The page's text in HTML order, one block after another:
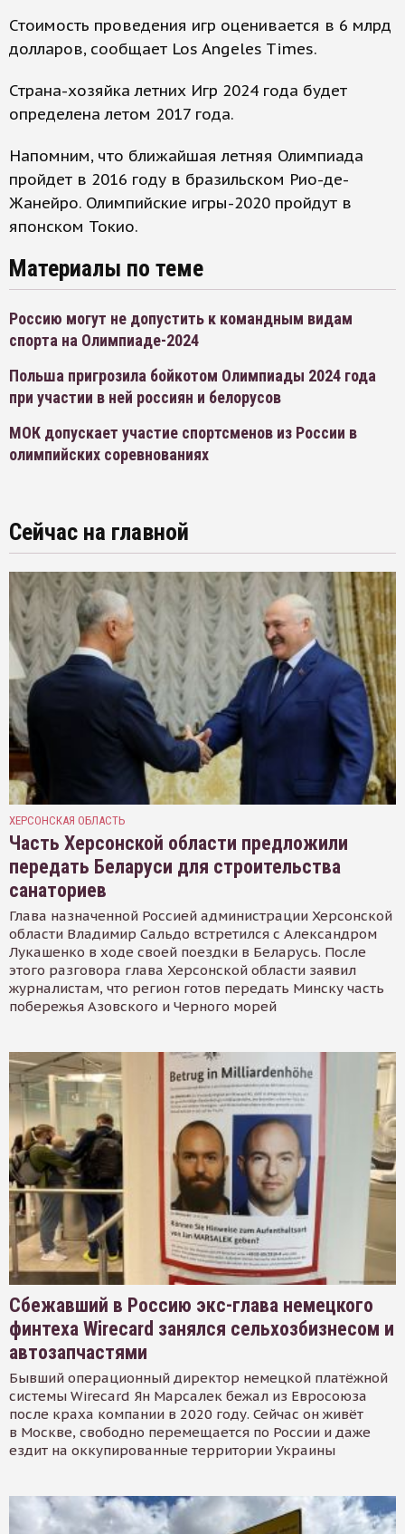
Стоимость проведения игр оценивается в 6 млрд
долларов, сообщает Los Angeles Times.
Страна-хозяйка летних Игр 2024 года будет
определена летом 2017 года.
Напомним, что ближайшая летняя Олимпиада
пройдет в 2016 году в бразильском Рио-де-
Жанейро. Олимпийские игры-2020 пройдут в
японском Токио.
Материалы по теме
Россию могут не допустить к командным видам
спорта на Олимпиаде-2024
Польша пригрозила бойкотом Олимпиады 2024 года
при участии в ней россиян и белорусов
МОК допускает участие спортсменов из России в
олимпийских соревнованиях
Сейчас на главной
ХЕРСОНСКАЯ ОБЛАСТЬ
Часть Херсонской области предложили
передать Беларуси для строительства
санаториев
Глава назначенной Россией администрации Херсонской
области Владимир Сальдо встретился с Александром
Лукашенко в ходе своей поездки в Беларусь. После
этого разговора глава Херсонской области заявил
журналистам, что регион готов передать Минску часть
побережья Азовского и Черного морей
Сбежавший в Россию экс-глава немецкого
финтеха Wirecard занялся сельхозбизнесом и
автозапчастями
Бывший операционный директор немецкой платёжной
системы Wirecard Ян Марсалек бежал из Евросоюза
после краха компании в 2020 году. Сейчас он живёт
в Москве, свободно перемещается по России и даже
ездит на оккупированные территории Украины